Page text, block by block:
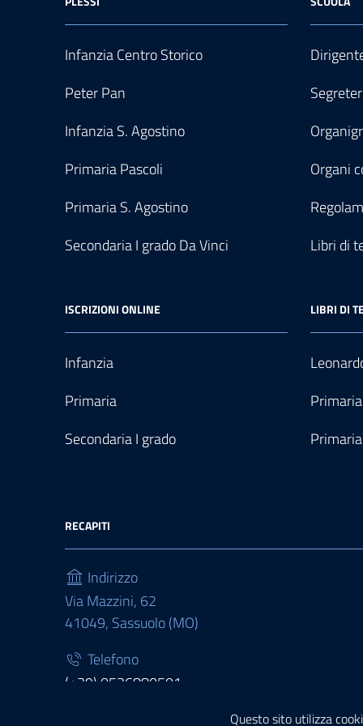
Questo sito utilizza
Infanzia Centro Storico
Peter Pan
Infanzia S. Agostino
Primaria Pascoli
Primaria S. Agostino
Secondaria I grado Da Vinci
Organi
Libri di
ISCRIZIONI ONLINE
Infanzia
Primaria
Secondaria I grado
LIBRI DI
RECAPITI
Indirizzo
Via Mazzini, 62
41049, Sassuolo (MO)
Telefono
(+39) 0536880501